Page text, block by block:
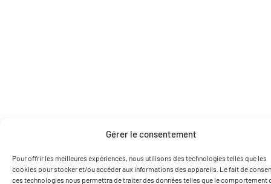
Gérer le consentement
Pour offrir les meilleures expériences, nous utilisons des technologies telles que les
cookies pour stocker et/ou accéder aux informations des appareils. Le fait de
ces technologies nous permettra de traiter des données telles que le comportement